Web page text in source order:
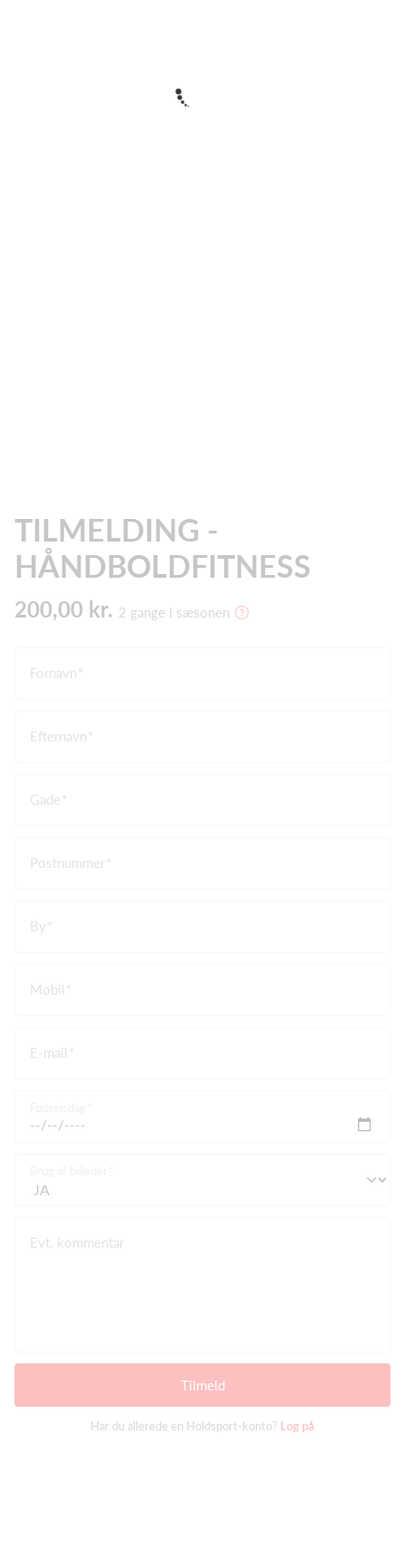
TILMELDING -
HÅNDBOLDFITNESS
200,00 kr. 2 gange i sæsonen
Fornavn
Efternavn
Gade
Postnummer
By
Mobil
E-mail
Evt. kommentar
Tilmeld
Har du allerede en Holdsport-konto? Log på